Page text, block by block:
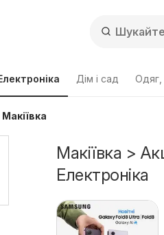
Дім і сад Одяг,
Макіївка >
Електроніка